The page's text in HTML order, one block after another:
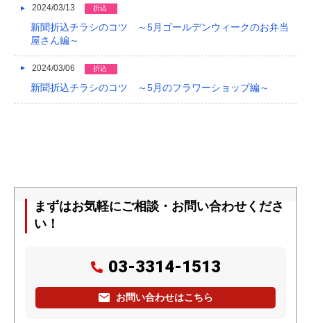
2024/03/13 折込
新聞折込チラシのコツ ～5月ゴールデンウィークのお弁当
屋さん編～
2024/03/06 折込
新聞折込チラシのコツ ～5月のフラワーショップ編～
まずはお気軽にご相談・お問い合わせくださ
い！
03-3314-1513
お問い合わせはこちら